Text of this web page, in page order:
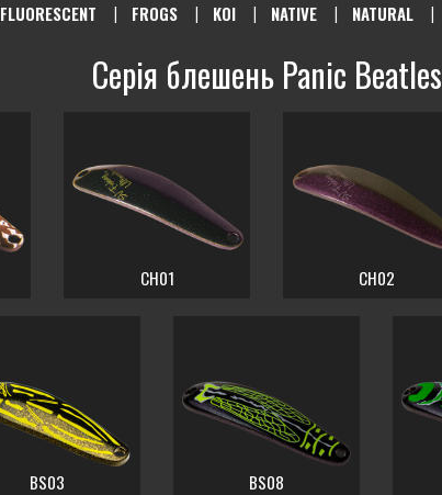
FLUORESCENT FROGS KOI NATIVE NATURAL
Серія блешень Panic Beatles
CH01 CH02
BS03 BS08